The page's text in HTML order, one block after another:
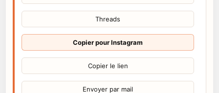
Threads
Copier pour Instagram
Copier le lien
Envoyer par mail